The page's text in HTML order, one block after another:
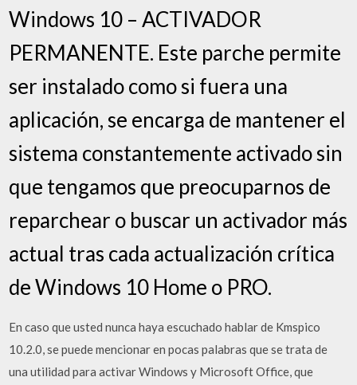
Windows 10 – ACTIVADOR
PERMANENTE. Este parche permite
ser instalado como si fuera una
aplicación, se encarga de mantener el
sistema constantemente activado sin
que tengamos que preocuparnos de
reparchear o buscar un activador más
actual tras cada actualización crítica
de Windows 10 Home o PRO.
En caso que usted nunca haya escuchado hablar de Kmspico
10.2.0, se puede mencionar en pocas palabras que se trata de
una utilidad para activar Windows y Microsoft Office, que